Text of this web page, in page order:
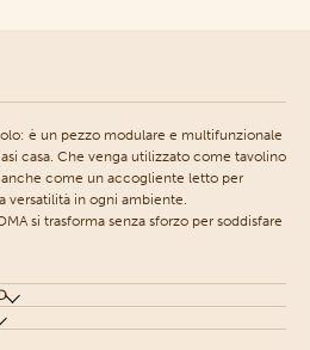
è un pezzo modulare e multifunzionale
casa. Che venga utilizzato come tavolino
come un accogliente letto per
versatilità in ogni ambiente.
si trasforma senza sforzo per soddisfare